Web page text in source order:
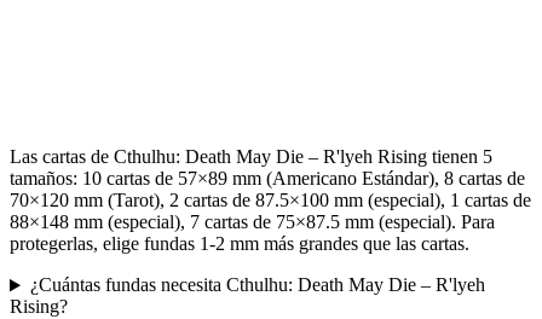
Las cartas de Cthulhu: Death May Die – R'lyeh Rising tienen 5
tamaños: 10 cartas de 57×89 mm (Americano Estándar), 8 cartas de
70×120 mm (Tarot), 2 cartas de 87.5×100 mm (especial), 1 cartas de
88×148 mm (especial), 7 cartas de 75×87.5 mm (especial). Para
protegerlas, elige fundas 1-2 mm más grandes que las cartas.
¿Cuántas fundas necesita Cthulhu: Death May Die – R'lyeh
Rising?